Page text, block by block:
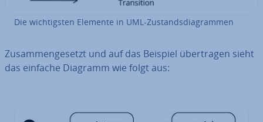
Die wich­tigs­ten Elemente in UML-Zu­stands­dia­gram­men
Zu­sam­men­ge­setzt und auf das Beispiel über­tra­gen sieht
das einfache Diagramm wie folgt aus: